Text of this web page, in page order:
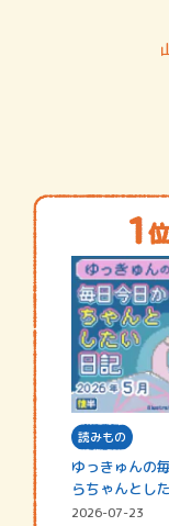
読みもの
ゆっきゅんの
らちゃんと
☆202…
2026-07-23